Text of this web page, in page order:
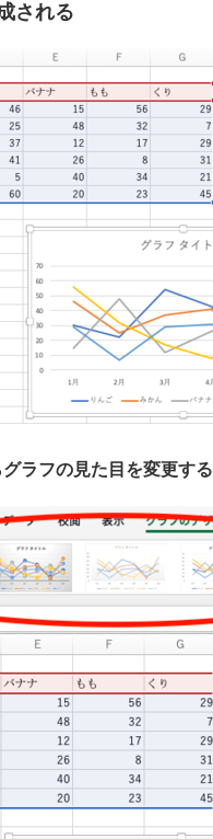
される
ラフの見た目を変更する